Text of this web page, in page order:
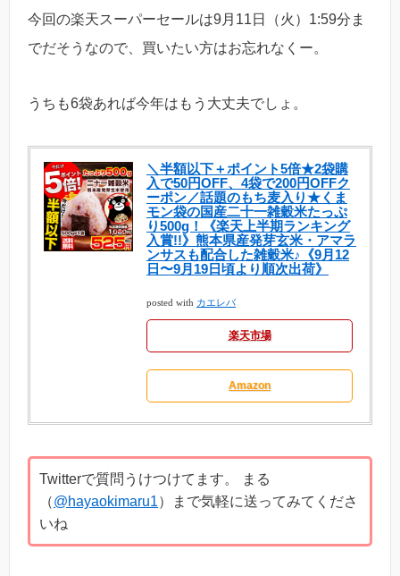
今回の楽天スーパーセールは9月11日（火）1:59分ま
でだそうなので、買いたい方はお忘れなくー。
うちも6袋あれば今年はもう大丈夫でしょ。
＼半額以下＋ポイント5倍★2袋購
入で50円OFF、4袋で200円OFFク
ーポン／話題のもち麦入り★くま
モン袋の国産二十一雑穀米たっぷ
り500g！《楽天上半期ランキング
入賞!!》熊本県産発芽玄米・アマラ
ンサスも配合した雑穀米♪《9月12
日〜9月19日頃より順次出荷》
posted with カエレバ
楽天市場
Amazon
Twitterで質問うけつけてます。 まる
（@hayaokimaru1）まで気軽に送ってみてくださ
いね